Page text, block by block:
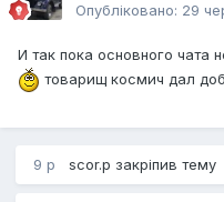
Опубліковано: 29
И так пока основного чата
товарищ космич дал
9 р scor.p закріпив тему